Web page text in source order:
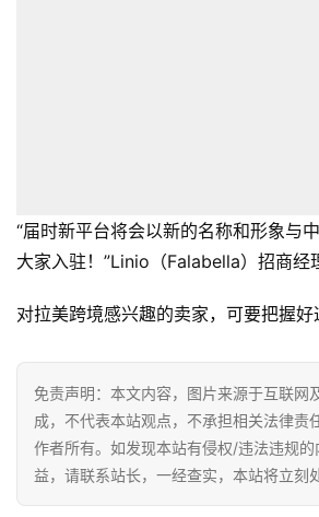
“届时新平台将会以新的名称和形象与
大家入驻！”Linio（Falabella）招商经
对拉美跨境感兴趣的卖家，可要把握好
免责声明：本文内容，图片来源于互联网
成，不代表本站观点，不承担相关法律责
作者所有。如发现本站有侵权/违法违规
益，请联系站长，一经查实，本站将立刻